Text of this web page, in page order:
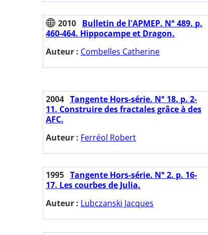
2010 Bulletin de l'APMEP. N° 489. p.
460-464. Hippocampe et Dragon.
Auteur : Combelles Catherine
2004 Tangente Hors-série. N° 18. p. 2-
11. Construire des fractales grâce à des
AFC.
Auteur : Ferréol Robert
1995 Tangente Hors-série. N° 2. p. 16-
17. Les courbes de Julia.
Auteur : Lubczanski Jacques